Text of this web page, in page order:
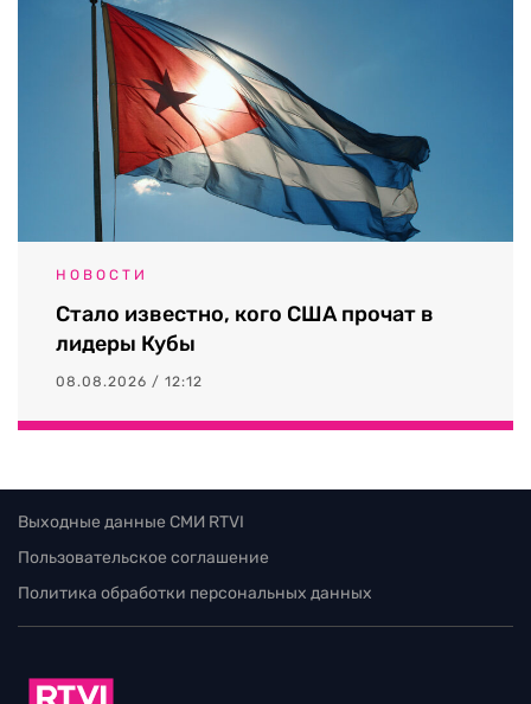
НОВОСТИ
Стало известно, кого США прочат в
лидеры Кубы
08.08.2026 / 12:12
Выходные данные СМИ RTVI
Пользовательское соглашение
Политика обработки персональных данных